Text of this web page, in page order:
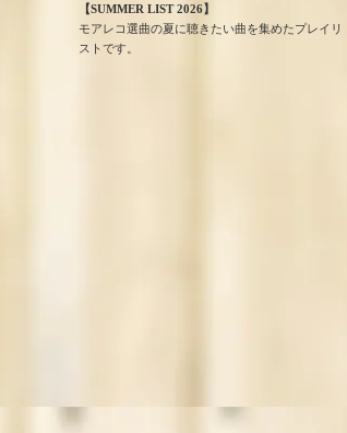
【SUMMER LIST 2026】
モアレコ選曲の夏に聴きたい曲を集めたプレイリ
ストです。